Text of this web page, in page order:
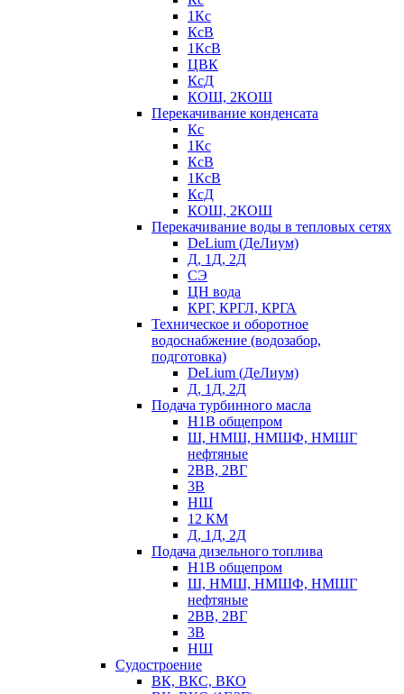
1Кс
КсВ
1КсВ
ЦВК
КсД
КОШ, 2КОШ
Перекачивание конденсата
Кс
1Кс
КсВ
1КсВ
КсД
КОШ, 2КОШ
Перекачивание воды в тепловых сетях
DeLium (ДеЛиум)
Д, 1Д, 2Д
СЭ
ЦН вода
КРГ, КРГЛ, КРГА
Техническое и оборотное
водоснабжение (водозабор,
подготовка)
DeLium (ДеЛиум)
Д, 1Д, 2Д
Подача турбинного масла
Н1В общепром
Ш, НМШ, НМШФ, НМШГ
нефтяные
2ВВ, 2ВГ
3В
НШ
12 КМ
Д, 1Д, 2Д
Подача дизельного топлива
Н1В общепром
Ш, НМШ, НМШФ, НМШГ
нефтяные
2ВВ, 2ВГ
3В
НШ
Судостроение
ВК, ВКС, ВКО